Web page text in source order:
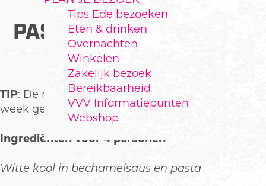
Tips Ede bezoeken
Eten & drinken
Overnachten
Winkelen
Zakelijk bezoek
Bereikbaarheid
VVV Informatiepunten
Webshop
PASTA MET WITTE KOOL
EN SPEKJES
TIP: De rest van de witte kool kun je later in de
week gebruiken voor koolsla. ​
Ingrediënten voor 4 personen
Witte kool in bechamelsaus en pasta